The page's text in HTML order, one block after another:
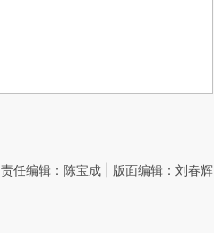
责任编辑：陈宝成 | 版面编辑：刘春辉